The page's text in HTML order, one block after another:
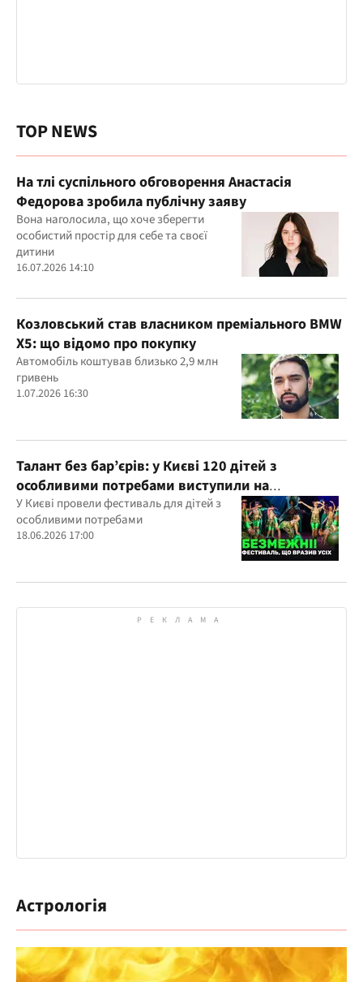
TOP NEWS
На тлі суспільного обговорення Анастасія
Федорова зробила публічну заяву
Вона наголосила, що хоче зберегти
особистий простір для себе та своєї
дитини
16.07.2026 14:10
Козловський став власником преміального BMW
X5: що відомо про покупку
Автомобіль коштував близько 2,9 млн
гривень
1.07.2026 16:30
Талант без бар’єрів: у Києві 120 дітей з
особливими потребами виступили на
всеукраїнському фестивалі
У Києві провели фестиваль для дітей з
особливими потребами
18.06.2026 17:00
Астрологія